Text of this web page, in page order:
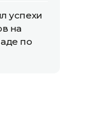
успехи
на
по